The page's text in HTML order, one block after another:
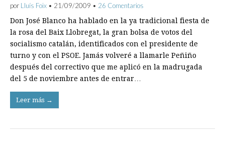
por Lluís Foix • 21/09/2009 • 26 Comentarios
Don José Blanco ha hablado en la ya tradicional fiesta de
la rosa del Baix Llobregat, la gran bolsa de votos del
socialismo catalán, identificados con el presidente de
turno y con el PSOE. Jamás volveré a llamarle Peñiño
después del correctivo que me aplicó en la madrugada
del 5 de noviembre antes de entrar…
Leer más →